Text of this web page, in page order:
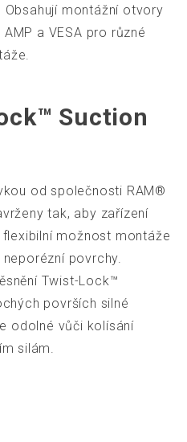
montážní otvory
a VESA pro různé
Suction
od společnosti RAM®
tak, aby zařízení
možnost montáže
povrchy.
Twist-Lock™
površích silné
odolné vůči kolísání
silám.